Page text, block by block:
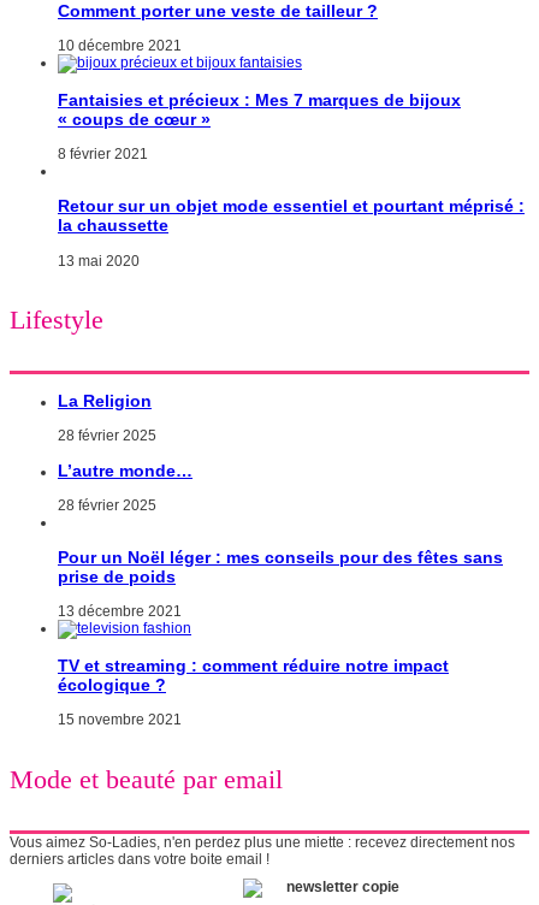
Comment porter une veste de tailleur ?
10 décembre 2021
Fantaisies et précieux : Mes 7 marques de bijoux
« coups de cœur »
8 février 2021
Retour sur un objet mode essentiel et pourtant méprisé :
la chaussette
13 mai 2020
Lifestyle
La Religion
28 février 2025
L’autre monde…
28 février 2025
Pour un Noël léger : mes conseils pour des fêtes sans
prise de poids
13 décembre 2021
TV et streaming : comment réduire notre impact
écologique ?
15 novembre 2021
Mode et beauté par email
Vous aimez So-Ladies, n'en perdez plus une miette : recevez directement nos
derniers articles dans votre boite email !